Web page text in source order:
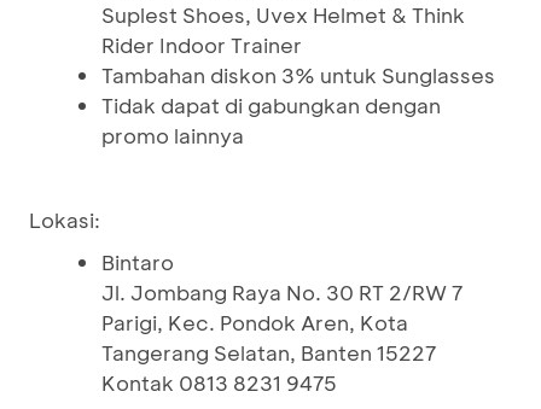
Suplest Shoes, Uvex Helmet & Think
Rider Indoor Trainer
Tambahan diskon 3% untuk Sunglasses
Tidak dapat di gabungkan dengan
promo lainnya
Lokasi:
Bintaro
Jl. Jombang Raya No. 30 RT 2/RW 7
Parigi, Kec. Pondok Aren, Kota
Tangerang Selatan, Banten 15227
Kontak 0813 8231 9475